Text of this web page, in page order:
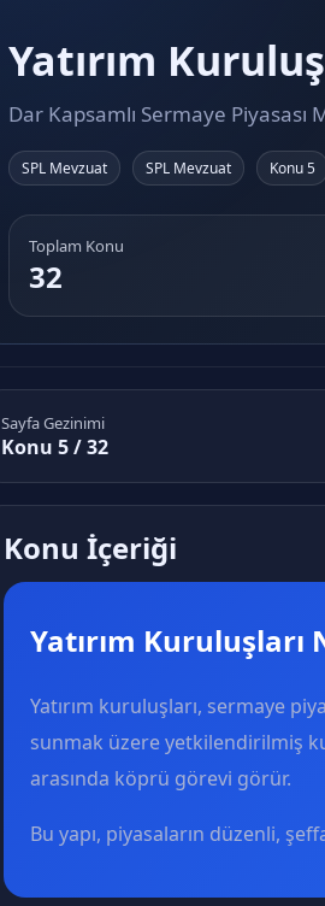
Yatırım
Dar Kapsamlı Sermaye
SPL Mevzuat SPL Mevzuat Konu 5
Toplam Konu
32
Sayfa Gezinimi
Konu 5 / 32
Konu İçeriği
Yatırım Kuruluşları
Yatırım kuruluşları, sermaye
sunmak üzere yetkilendirilmiş
arasında köprü görevi görür.
Bu yapı, piyasaların düzenli,